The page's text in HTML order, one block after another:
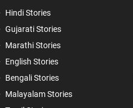
Hindi Stories
Gujarati Stories
Marathi Stories
English Stories
Bengali Stories
Malayalam Stories